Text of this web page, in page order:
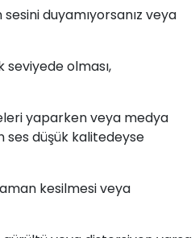
duyamıyorsanız veya
olması,
yaparken veya medya
ses düşük kalitedeyse
kesilmesi veya